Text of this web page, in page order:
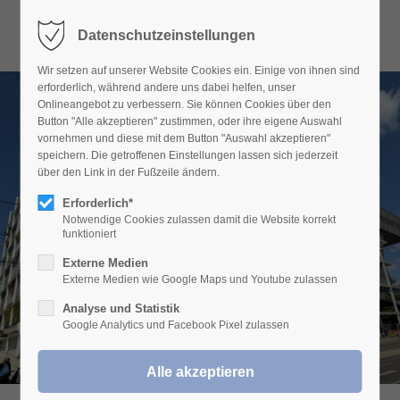
MEIN WOPFINGER
Herzlich Willkommen in unserem
Kundenportal
Hier finden Sie alle Informationen zu Ihren
Lieferscheinen.
Haben Sie Fragen zum Portal, Probleme mit dem
Login oder benötigen Sie Zugangsdaten wenden
Sie sich bitte an unseren Vertriebsinnendienst
untervertriebsinnendienst@wopfinger.com.
Zur Anmeldung
IKEA WIEN
WESTBAHNHOF
Datenschutzeinstellungen
Wir setzen auf unserer Website Cookies ein. Einige von ihnen sind
erforderlich, während andere uns dabei helfen, unser
Onlineangebot zu verbessern. Sie können Cookies über den
Button "Alle akzeptieren" zustimmen, oder ihre eigene Auswahl
vornehmen und diese mit dem Button "Auswahl akzeptieren"
speichern. Die getroffenen Einstellungen lassen sich jederzeit
über den Link in der Fußzeile ändern.
Erforderlich*
Notwendige Cookies zulassen damit die Website korrekt
funktioniert
Externe Medien
Externe Medien wie Google Maps und Youtube zulassen
Analyse und Statistik
Google Analytics und Facebook Pixel zulassen